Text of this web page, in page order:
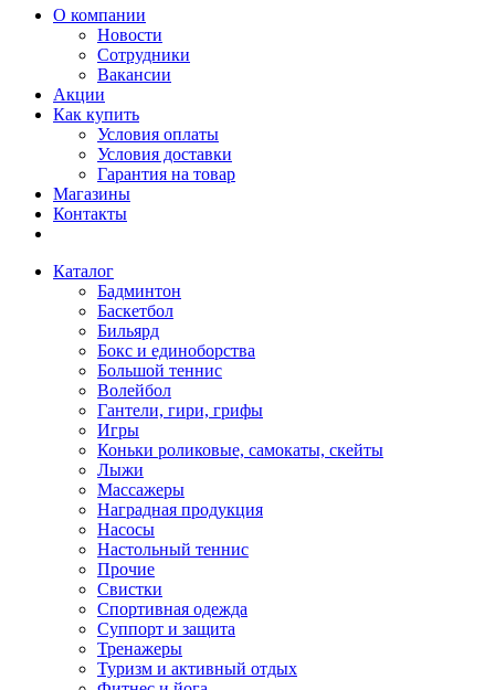
О компании
Новости
Сотрудники
Вакансии
Акции
Как купить
Условия оплаты
Условия доставки
Гарантия на товар
Магазины
Контакты
Каталог
Бадминтон
Баскетбол
Бильярд
Бокс и единоборства
Большой теннис
Волейбол
Гантели, гири, грифы
Игры
Коньки роликовые, самокаты, скейты
Лыжи
Массажеры
Наградная продукция
Насосы
Настольный теннис
Прочие
Свистки
Спортивная одежда
Суппорт и защита
Тренажеры
Туризм и активный отдых